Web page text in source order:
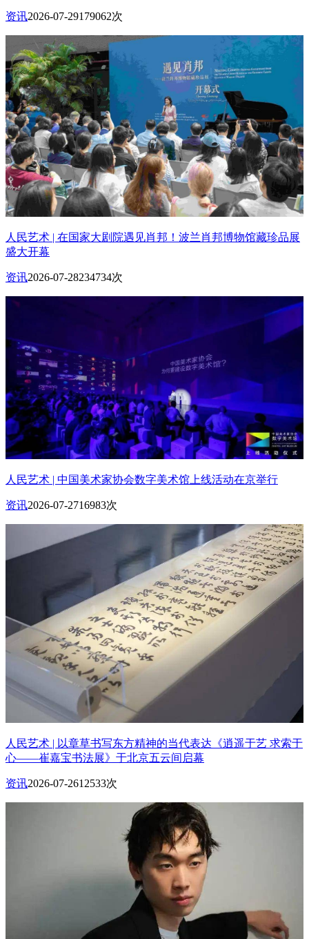
资讯2026-07-29179062次
人民艺术 | 在国家大剧院遇见肖邦！波兰肖邦博物馆藏珍品展
盛大开幕
资讯2026-07-28234734次
人民艺术 | 中国美术家协会数字美术馆上线活动在京举行
资讯2026-07-2716983次
人民艺术 | 以章草书写东方精神的当代表达《逍遥于艺 求索于
心——崔嘉宝书法展》于北京五云间启幕
资讯2026-07-2612533次